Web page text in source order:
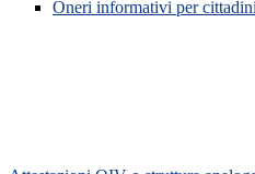
Oneri informativi per